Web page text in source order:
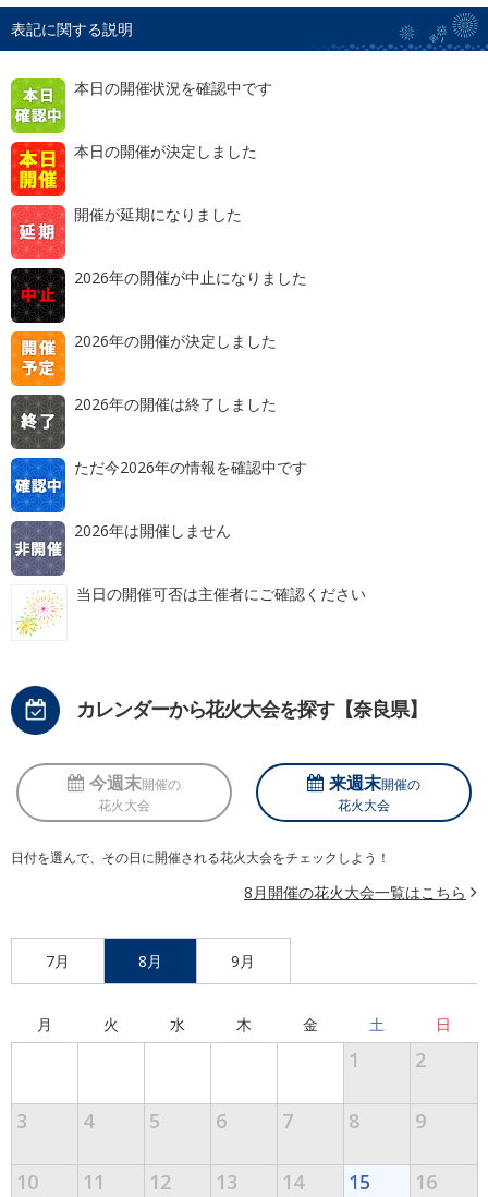
表記に関する説明
本日の開催状況を確認中です
本日の開催が決定しました
開催が延期になりました
2026年の開催が中止になりました
2026年の開催が決定しました
2026年の開催は終了しました
ただ今2026年の情報を確認中です
2026年は開催しません
当日の開催可否は主催者にご確認ください
カレンダーから花火大会を探す【奈良県】
今週末開催の
花火大会
来週末開催の
花火大会
日付を選んで、その日に開催される花火大会をチェックしよう！
8月開催の花火大会一覧はこちら
7月 8月 9月
月 火 水 木 金 土 日
1 2
3 4 5 6 7 8 9
10 11 12 13 14 15 16